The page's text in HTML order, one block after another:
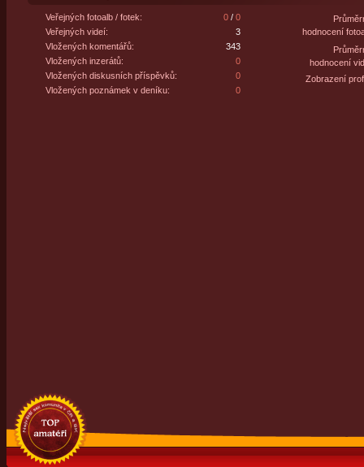
Veřejných fotoalb / fotek: 0/ 0
Veřejných videí:
3
Vložených komentářů:
343
Vložených inzerátů:
0
Vložených diskusních příspěvků:
0
Vložených poznámek v deníku:
0
hodnocení
hodnocení
Zobrazení